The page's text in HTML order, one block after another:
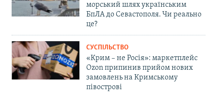
морський шлях українським
БпЛА до Севастополя. Чи реально
це?
СУСПІЛЬСТВО
«Крим – не Росія»: маркетплейс
Ozon припинив прийом нових
замовлень на Кримському
півострові